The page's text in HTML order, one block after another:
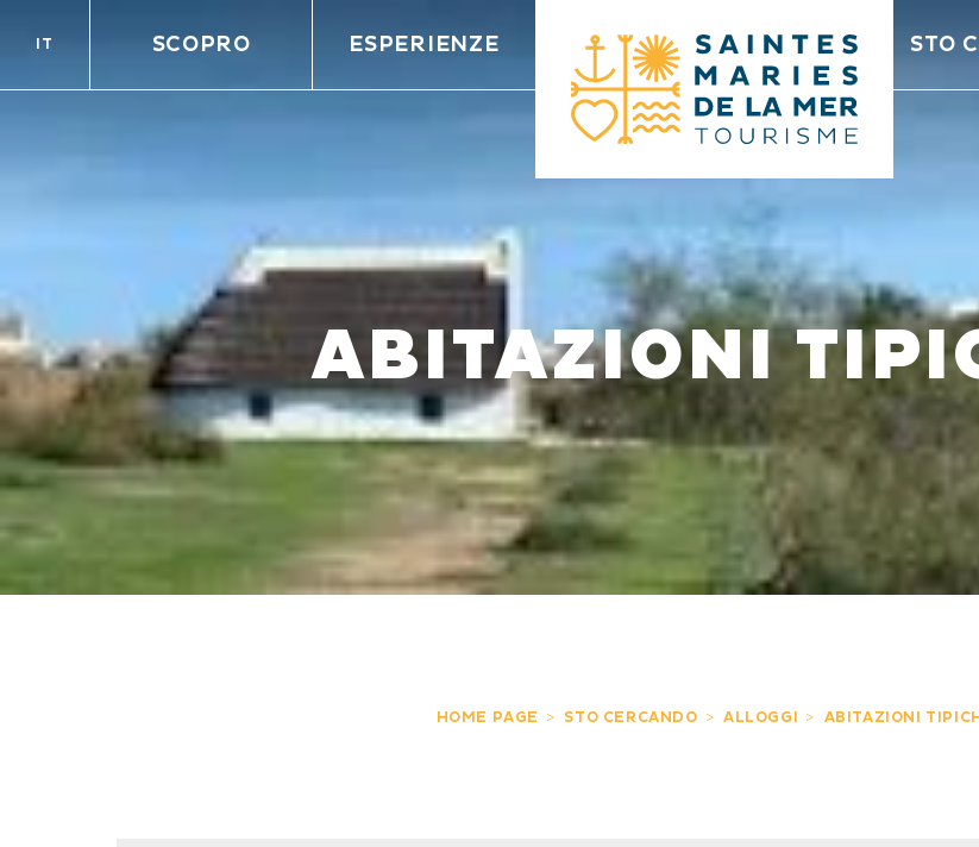
IT SCOPRO ESPERIENZE STO
ABITAZIONI
HOME PAGE STO CERCANDO ALLOGGI ABITAZIONI